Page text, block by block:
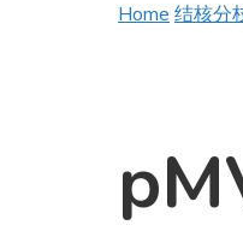
Home 结核分